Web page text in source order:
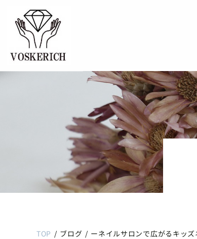
TOP / ブログ / ーネイルサロンで広がるキッ